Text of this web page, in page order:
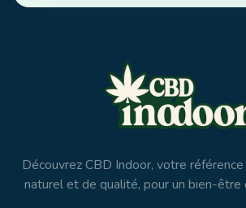
Découvrez CBD Indoor, votre
naturel et de qualité, pour un bien-être